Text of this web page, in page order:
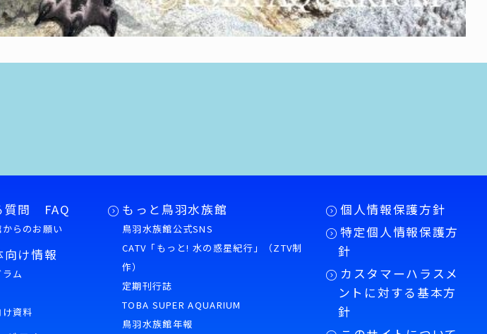
質問 FAQ
らのお願い
向け情報
ム
資料
もっと鳥羽水族館
鳥羽水族館公式SNS
CATV「もっと! 水の惑星紀行」（ZTV制
作）
定期刊行誌
TOBA SUPER AQUARIUM
鳥羽水族館年報
個人情報保護方針
特定個人情報保護方
針
カスタマーハラスメ
ントに対する基本方
針